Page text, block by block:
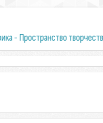
- Пространство